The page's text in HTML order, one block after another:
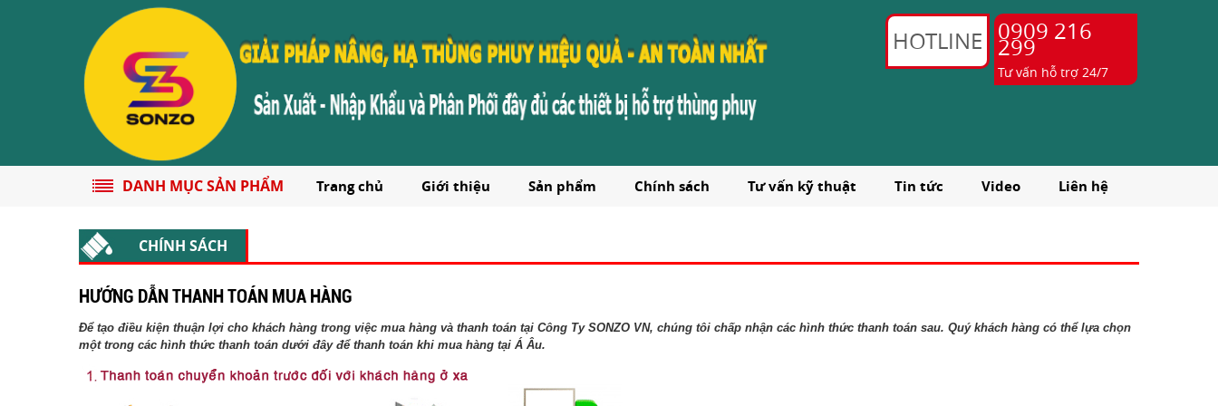
HOTLINE 0909 216
299
Tư vấn hỗ trợ 24/7
DANH MỤC SẢN PHẨM Trang chủ Giới thiệu Sản phẩm Chính sách Tư vấn kỹ thuật Tin tức Video Liên hệ
CHÍNH SÁCH
HƯỚNG DẪN THANH TOÁN MUA HÀNG
Để tạo điều kiện thuận lợi cho khách hàng trong việc mua hàng và thanh toán tại Công Ty SONZO VN, chúng tôi chấp nhận các hình thức thanh toán sau. Quý khách hàng có thể lựa chọn
một trong các hình thức thanh toán dưới đây để thanh toán khi mua hàng tại Á Âu.